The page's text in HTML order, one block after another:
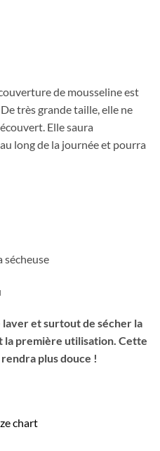
de mousseline est
très grande taille, elle ne
Elle saura
long de la journée et pourra
sécheuse
et surtout de sécher la
la première utilisation. Cette
plus douce !
chart
de rabais
rabais sur votre